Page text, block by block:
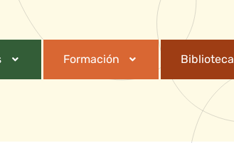
Formación Biblioteca